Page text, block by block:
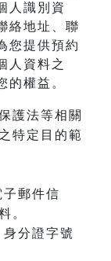
人識別資
絡地址、聯
您提供預約
人資料之
的權益。
護法等相關
特定目的範
郵件信
。
分證字號